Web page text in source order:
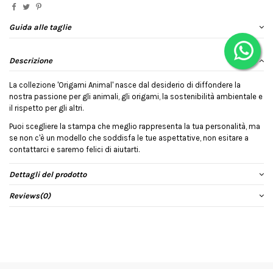
Guida alle taglie
Descrizione
La collezione 'Origami Animal' nasce dal desiderio di diffondere la
nostra passione per gli animali, gli origami, la sostenibilità ambientale e
il rispetto per gli altri.
Puoi scegliere la stampa che meglio rappresenta la tua personalità, ma
se non c'è un modello che soddisfa le tue aspettative, non esitare a
contattarci e saremo felici di aiutarti.
Dettagli del prodotto
Reviews(0)